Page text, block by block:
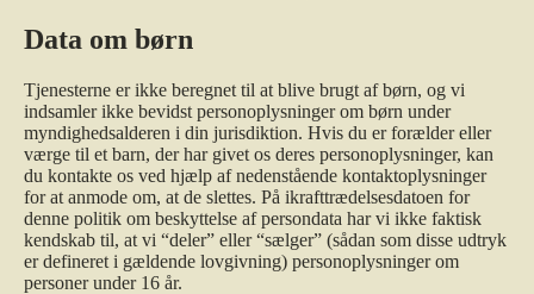
Data om børn
Tjenesterne er ikke beregnet til at blive brugt af børn, og vi
indsamler ikke bevidst personoplysninger om børn under
myndighedsalderen i din jurisdiktion. Hvis du er forælder eller
værge til et barn, der har givet os deres personoplysninger, kan
du kontakte os ved hjælp af nedenstående kontaktoplysninger
for at anmode om, at de slettes. På ikrafttrædelsesdatoen for
denne politik om beskyttelse af persondata har vi ikke faktisk
kendskab til, at vi “deler” eller “sælger” (sådan som disse udtryk
er defineret i gældende lovgivning) personoplysninger om
personer under 16 år.